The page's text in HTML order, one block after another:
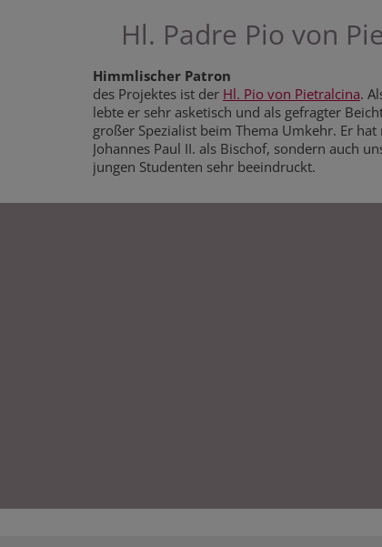
Hl. Padre Pio von
Himmlischer Patron
des Projektes ist der Hl. Pio von Pietralcina.
lebte er sehr asketisch und als gefragter
großer Spezialist beim Thema Umkehr. Er
Johannes Paul II. als Bischof, sondern auch
jungen Studenten sehr beeindruckt.